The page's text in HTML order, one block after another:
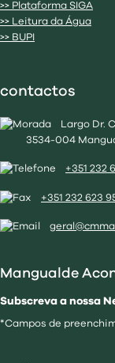
>> Plataforma SIGA
>> Leitura da Água
>> BUPI
contactos
Largo Dr.
3534-004
+351 232
+351 232 623
Mangualde
Subscreva a nossa
*Campos de